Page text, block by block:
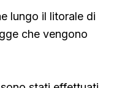
lungo il litorale di
che vengono